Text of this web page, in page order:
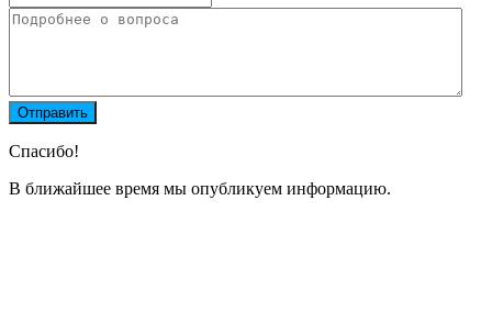
Спасибо!
В ближайшее время мы опубликуем информацию.